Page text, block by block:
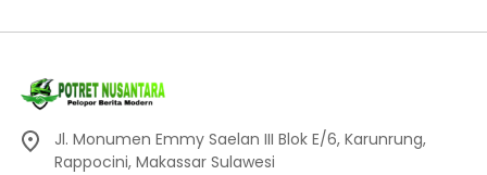
Jl. Monumen Emmy Saelan III Blok E/6, Karunrung,
Rappocini, Makassar Sulawesi